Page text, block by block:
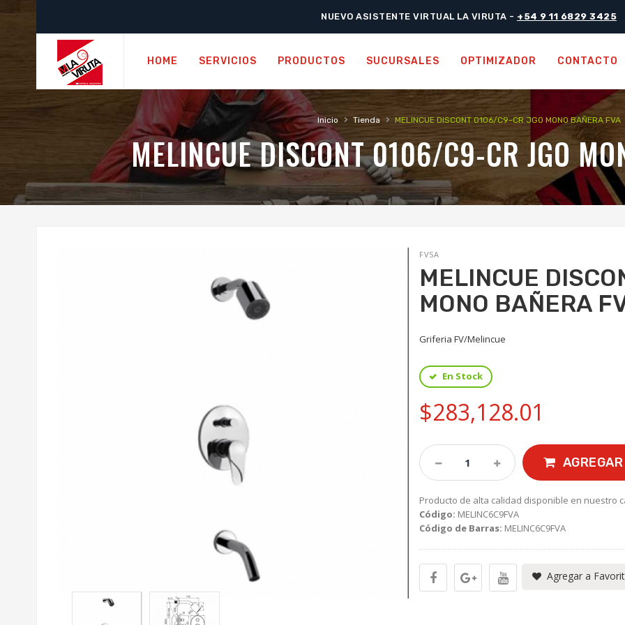
NUEVO ASISTENTE VIRTUAL LA VIRUTA - +54 9 11 6829 3425
HOME SERVICIOS PRODUCTOS SUCURSALES OPTIMIZADOR CONTACTO
Inicio › Tienda › MELINCUE DISCONT 0106/C9-CR JGO MONO BAÑERA FVA
MELINCUE DISCONT 0106/C9-CR JGO
FVSA
MELINCUE
MONO BAÑERA
Griferia FV/Melincue
En Stock
$283,128.01
Producto de alta calidad disponible en nuestro
Código: MELINC6C9FVA
Código de Barras: MELINC6C9FVA
Agregar a